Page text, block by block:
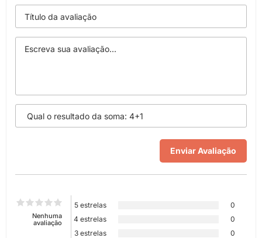
Nenhuma
avaliação
5 estrelas
0
4 estrelas
0
3 estrelas
0